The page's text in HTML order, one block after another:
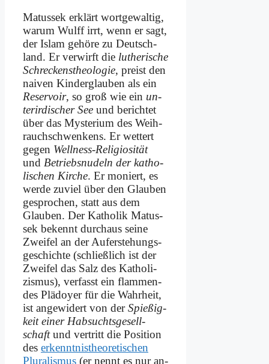
Ma­tus­sek er­klärt wort­ge­wal­tig,
war­um Wulff irrt, wenn er sagt,
der Is­lam ge­hö­re zu Deutsch­
land. Er ver­wirft die lu­the­ri­sche
Schreckens­theo­lo­gie, preist den
nai­ven Kinder­glauben als ein
Re­ser­voir, so groß wie ein un­
ter­ir­di­scher See und be­rich­tet
über das Mysteri­um des Weih­
rauch­schwen­kens. Er wet­tert
ge­gen Well­ness-Re­li­gio­si­tät
und Betriebs­nudeln der ka­tho­
li­schen Kir­che. Er mo­niert, es
wer­de zu­viel über den Glau­ben
ge­spro­chen, statt aus dem
Glau­ben. Der Ka­tho­lik Ma­tus­
sek be­kennt durch­aus sei­ne
Zwei­fel an der Auf­er­ste­hungs­
ge­schich­te (schließ­lich ist der
Zwei­fel das Salz des Ka­tho­li­
zis­mus), ver­fasst ein flam­men­
des Plä­doy­er für die Wahr­heit,
ist an­ge­wi­dert von derSpie­ßig­
keit ei­ner Hab­suchts­ge­sell­
schaftund ver­tritt die Po­si­ti­on
des erkenntnis­theoretischen
Plu­ra­lis­mus (er nennt es nur an­